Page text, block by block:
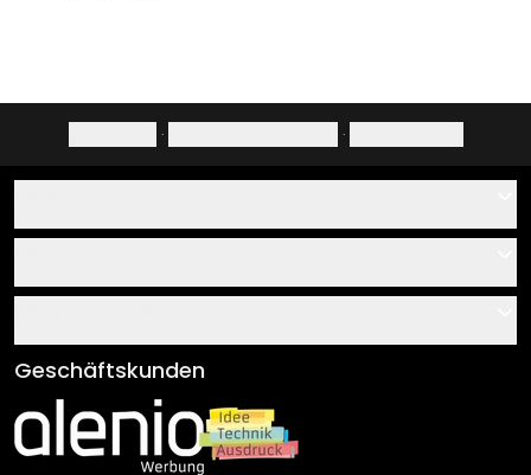
· ·
Über uns
Klebe- und Montageanleitungen
Newsletter An-/Abmeldung
Sendungsverfolgung
AGB
Impressum
Versand & Zahlung
Geschäftskunden